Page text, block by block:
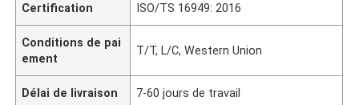
Certification ISO/TS 16949: 2016
Conditions de pai
ement
T/T, L/C, Western Union
Délai de livraison 7-60 jours de travail